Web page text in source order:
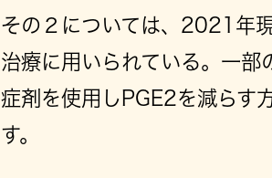
その２については、2021年
治療に用いられている。一部
症剤を使用しPGE2を減らす
す。